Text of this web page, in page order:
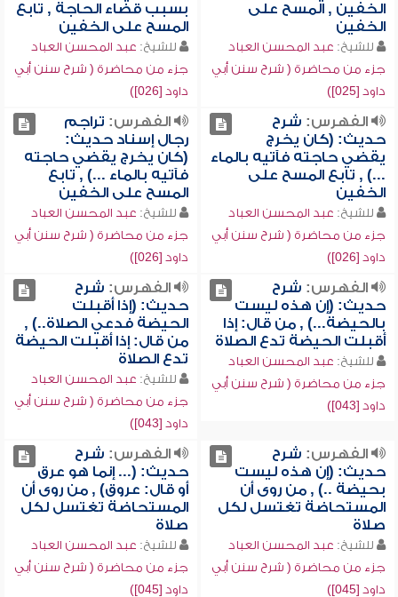
الخفين , المسح على
الخفين
للشيخ: عبد المحسن العباد
جزء من محاضرة ( شرح سنن أبي
داود [025])
بسبب قضاء الحاجة , تابع
المسح على الخفين
للشيخ: عبد المحسن العباد
جزء من محاضرة ( شرح سنن أبي
داود [026])
الفهرس: شرح
حديث: (كان يخرج
يقضي حاجته فآتيه بالماء
...) , تابع المسح على
الخفين
للشيخ: عبد المحسن العباد
جزء من محاضرة ( شرح سنن أبي
داود [026])
الفهرس: تراجم
رجال إسناد حديث:
(كان يخرج يقضي حاجته
فآتيه بالماء ...) , تابع
المسح على الخفين
للشيخ: عبد المحسن العباد
جزء من محاضرة ( شرح سنن أبي
داود [026])
الفهرس: شرح
حديث: (إن هذه ليست
بالحيضة...) , من قال: إذا
أقبلت الحيضة تدع الصلاة
للشيخ: عبد المحسن العباد
جزء من محاضرة ( شرح سنن أبي
داود [043])
الفهرس: شرح
حديث: (إذا أقبلت
الحيضة فدعي الصلاة..) ,
من قال: إذا أقبلت الحيضة
تدع الصلاة
للشيخ: عبد المحسن العباد
جزء من محاضرة ( شرح سنن أبي
داود [043])
الفهرس: شرح
حديث: (إن هذه ليست
بحيضة ..) , من روى أن
المستحاضة تغتسل لكل
صلاة
للشيخ: عبد المحسن العباد
جزء من محاضرة ( شرح سنن أبي
داود [045])
الفهرس: شرح
حديث: (... إنما هو عرق
أو قال: عروق) , من روى أن
المستحاضة تغتسل لكل
صلاة
للشيخ: عبد المحسن العباد
جزء من محاضرة ( شرح سنن أبي
داود [045])